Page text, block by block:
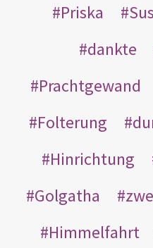
Priska
dankte
Prachtgewand
Folterung
Hinrichtung
Golgatha
Himmelfahrt